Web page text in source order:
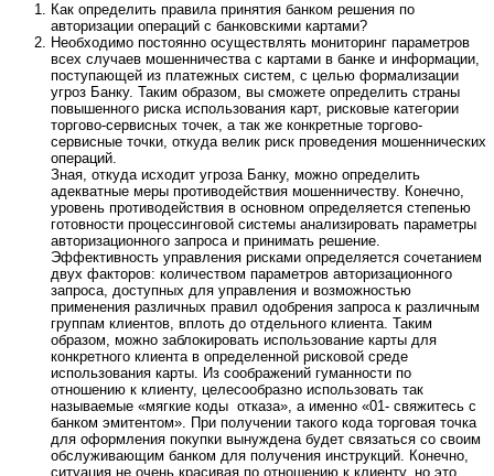
Как определить правила принятия банком решения по
авторизации операций с банковскими картами?
Необходимо постоянно осуществлять мониторинг параметров
всех случаев мошенничества с картами в банке и информации,
поступающей из платежных систем, с целью формализации
угроз Банку. Таким образом, вы сможете определить страны
повышенного риска использования карт, рисковые категории
торгово-сервисных точек, а так же конкретные торгово-
сервисные точки, откуда велик риск проведения мошеннических
операций.
Зная, откуда исходит угроза Банку, можно определить
адекватные меры противодействия мошенничеству. Конечно,
уровень противодействия в основном определяется степенью
готовности процессинговой системы анализировать параметры
авторизационного запроса и принимать решение.
Эффективность управления рисками определяется сочетанием
двух факторов: количеством параметров авторизационного
запроса, доступных для управления и возможностью
применения различных правил одобрения запроса к различным
группам клиентов, вплоть до отдельного клиента. Таким
образом, можно заблокировать использование карты для
конкретного клиента в определенной рисковой среде
использования карты. Из соображений гуманности по
отношению к клиенту, целесообразно использовать так
называемые «мягкие коды отказа», а именно «01- свяжитесь с
банком эмитентом». При получении такого кода торговая точка
для оформления покупки вынуждена будет связаться со своим
обслуживающим банком для получения инструкций. Конечно,
ситуация не очень красивая по отношению к клиенту, но это